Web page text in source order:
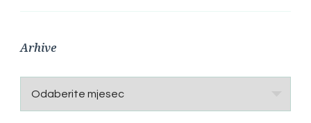
Arhive
Arhive